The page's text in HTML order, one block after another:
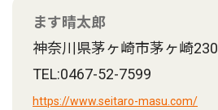
ます晴太郎
神奈川県茅ヶ崎市茅ヶ崎230
TEL:0467-52-7599
https://www.seitaro-masu.com/